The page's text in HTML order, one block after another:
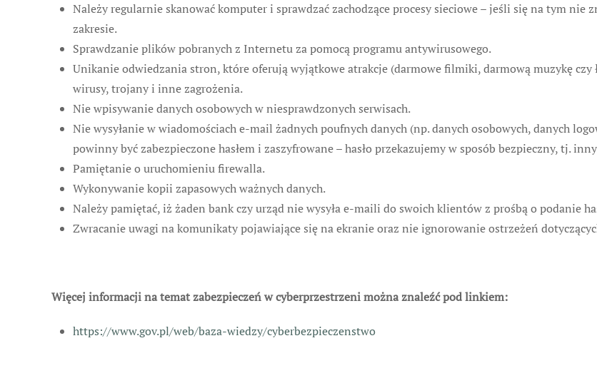
Należy regularnie skanować komputer i sprawdzać zachodzące procesy sieciowe – jeśli się na tym nie
zakresie.
Sprawdzanie plików pobranych z Internetu za pomocą programu antywirusowego.
Unikanie odwiedzania stron, które oferują wyjątkowe atrakcje (darmowe filmiki, darmową muzykę czy
wirusy, trojany i inne zagrożenia.
Nie wpisywanie danych osobowych w niesprawdzonych serwisach.
Nie wysyłanie w wiadomościach e-mail żadnych poufnych danych (np. danych osobowych, danych
powinny być zabezpieczone hasłem i zaszyfrowane – hasło przekazujemy w sposób bezpieczny, tj.
Pamiętanie o uruchomieniu firewalla.
Wykonywanie kopii zapasowych ważnych danych.
Należy pamiętać, iż żaden bank czy urząd nie wysyła e-maili do swoich klientów z prośbą o podanie
Zwracanie uwagi na komunikaty pojawiające się na ekranie oraz nie ignorowanie ostrzeżeń
Więcej informacji na temat zabezpieczeń w cyberprzestrzeni można znaleźć pod linkiem:
https://www.gov.pl/web/baza-wiedzy/cyberbezpieczenstwo